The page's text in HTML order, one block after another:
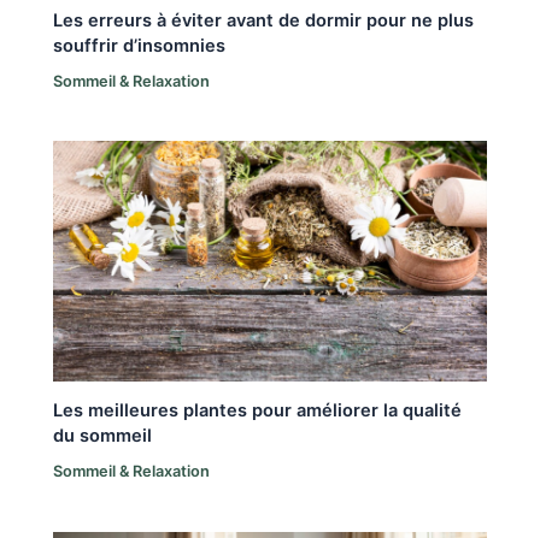
Les erreurs à éviter avant de dormir pour ne plus
souffrir d’insomnies
Sommeil & Relaxation
Les meilleures plantes pour améliorer la qualité
du sommeil
Sommeil & Relaxation